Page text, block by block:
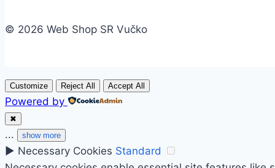
© 2026 Web Shop SR Vučko
Customize Reject All Accept All
Powered by
✖
... show more
► Necessary Cookies Standard